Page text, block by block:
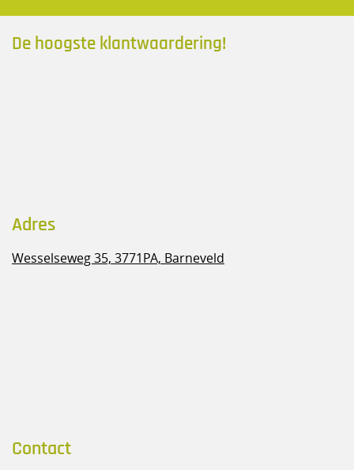
De hoogste klantwaardering!
Adres
Wesselseweg 35, 3771PA, Barneveld
Contact